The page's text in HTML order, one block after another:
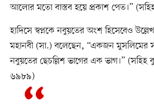
আলোর মতো বাস্তব হয়ে প্রকাশ পেত।”
হাদিসে স্বপ্নকে নবুয়তের অংশ হিসেবেও
মহানবী (সা.) বলেছেন, “একজন মুসলিমের
নবুয়তের ছেচল্লিশ ভাগের এক ভাগ।” (সহিহ
৬৯৮৯)